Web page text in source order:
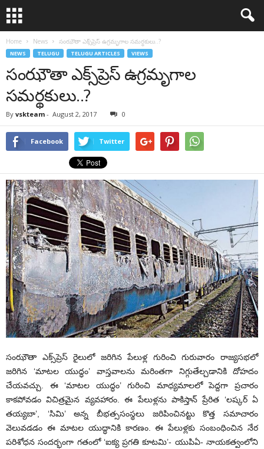
Home News సంఝౌతా ఎక్స్‌ప్రెస్ ఉగ్రమృగాల సమర్థకులు..?
NEWS TELUGU TELUGU ARTICLES VIEWS
సంఝౌతా ఎక్స్‌ప్రెస్ ఉగ్రమృగాల
సమర్థకులు..?
By vskteam - August 2, 2017 0
Facebook Twitter
సంఝౌతా ఎక్స్‌ప్రెస్ రైలులో జరిగిన పేలుళ్ల గురించి గురువారం రాజ్యసభలో
జరిగిన ‘మాటల యుద్ధం’ వాస్తవాలను మరింతగా నిగ్గుతేల్చడానికి దోహదం
చేయవచ్చు. ఈ ‘మాటల యుద్ధం’ గురించి మాధ్యమాలలో పెద్దగా ప్రచారం
కాకపోవడం విచిత్రమైన వ్యవహారం. ఈ పేలుళ్లను పాకిస్తాన్ ప్రేరిత ‘లష్కర్ ఏ
తయ్యబా’, ‘సిమి’ అన్న బీభత్ససంస్థలు జరిపించినట్టు కొత్త సమాచారం
వెలువడడం ఈ మాటల యుద్ధానికి కారణం. ఈ పేలుళ్లకు సంబంధించిన నేర
పరిశోధన సందర్భంగా గతంలో ‘ఐక్య ప్రగతి కూటమి’- యుపిఏ- నాయకత్వంలోని